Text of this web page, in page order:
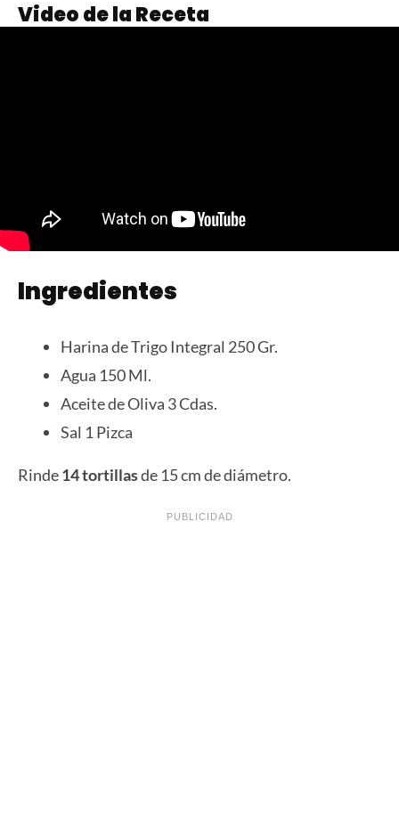
Video de la Receta
Ingredientes
Harina de Trigo Integral 250 Gr.
Agua 150 Ml.
Aceite de Oliva 3 Cdas.
Sal 1 Pizca
Rinde14 tortillasde 15 cm de diámetro.
PUBLICIDAD